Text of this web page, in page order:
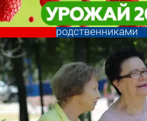
Прадедушек и
признать
родственниками
Общество Прадедушек и
признать
родственниками
Общество
Другие
по теме
Погода и
валют в